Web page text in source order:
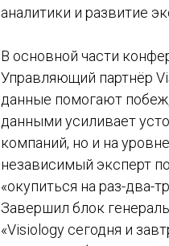
аналитики и развитие
В основной части
Управляющий партнёр
данные помогают
данными усиливает
компаний, но и на
независимый эксперт
«окупиться на раз-два-
Завершил блок
«Visiology сегодня и